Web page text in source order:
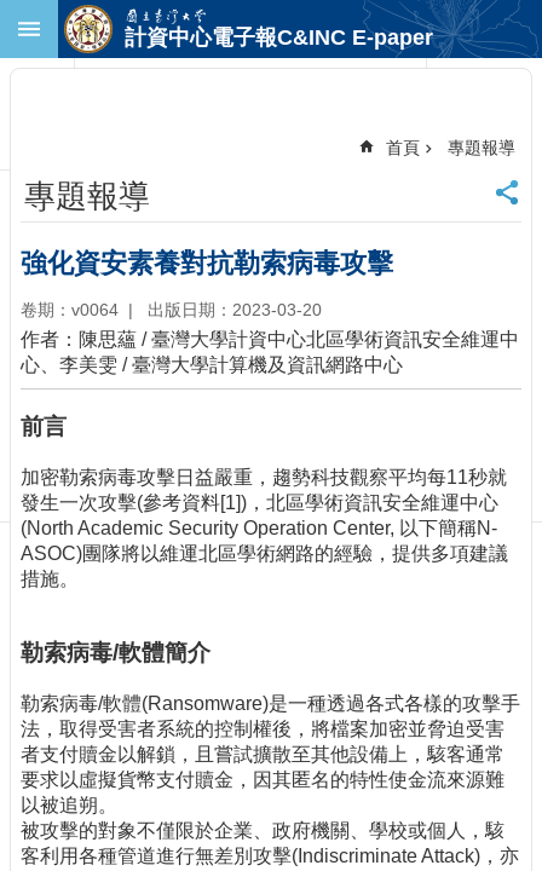
跳到主要內容區塊
首
頁
臺
大
首
頁
計
中
首
頁
聯
絡
資
訊
訂
消
網
站
導
覽
最
新
消
計資中心電子報C&INC E-paper
首頁 專題報導
專題報導
強化資安素養對抗勒索病毒攻擊
卷期：v0064 出版日期：2023-03-20
作者：陳思蘊 / 臺灣大學計資中心北區學術資訊安全維運中
心、李美雯 / 臺灣大學計算機及資訊網路中心
前言
加密勒索病毒攻擊日益嚴重，趨勢科技觀察平均每11秒就
發生一次攻擊(參考資料[1])，北區學術資訊安全維運中心
(North Academic Security Operation Center, 以下簡稱N-
ASOC)團隊將以維運北區學術網路的經驗，提供多項建議
措施。
勒索病毒/軟體簡介
勒索病毒/軟體(Ransomware)是一種透過各式各樣的攻擊手
法，取得受害者系統的控制權後，將檔案加密並脅迫受害
者支付贖金以解鎖，且嘗試擴散至其他設備上，駭客通常
要求以虛擬貨幣支付贖金，因其匿名的特性使金流來源難
以被追朔。
被攻擊的對象不僅限於企業、政府機關、學校或個人，駭
客利用各種管道進行無差別攻擊(Indiscriminate Attack)，亦